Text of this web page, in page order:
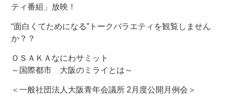
ティ番組」放映！
“面白くてためになる”トークバラエティを観覧しません
か？？
ＯＳＡＫＡなにわサミット
～国際都市 大阪のミライとは～
＜一般社団法人大阪青年会議所 2月度公開月例会＞